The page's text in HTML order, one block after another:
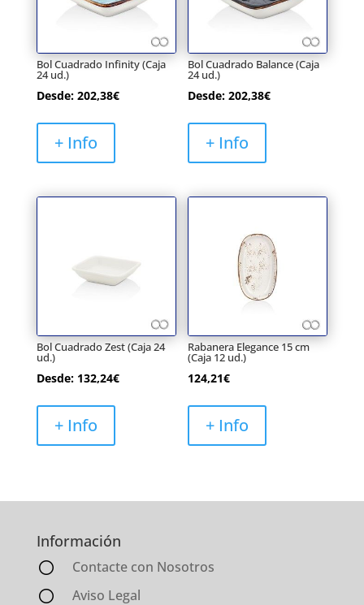
Bol Cuadrado Infinity (Caja
24 ud.)
Desde: 202,38€
+ Info
Bol Cuadrado Balance (Caja
24 ud.)
Desde:202,38€
+ Info
Bol Cuadrado Zest (Caja 24
ud.)
Desde: 132,24€
+ Info
Rabanera Elegance 15 cm
(Caja 12 ud.)
124,21€
+ Info
Información
Contacte con Nosotros
Aviso Legal